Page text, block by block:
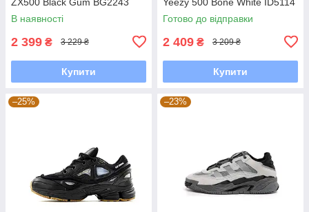
В наявності
2 399 ₴ 3 229 ₴
Купити
Готово до відправки
2 409 ₴ 3 209 ₴
Купити
–25% –23%